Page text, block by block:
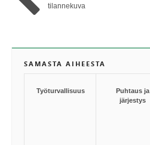
tilannekuva
SAMASTA AIHEESTA
Työturvallisuus
Puhtaus ja
järjestys